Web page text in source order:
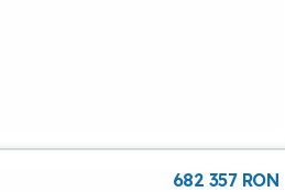
682 357 RON